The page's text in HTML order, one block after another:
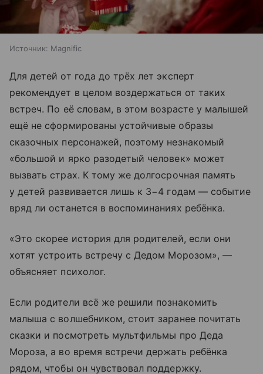
Источник: Magnific
Для детей от года до трёх лет эксперт
рекомендует в целом воздержаться от таких
встреч. По её словам, в этом возрасте у малышей
ещё не сформированы устойчивые образы
сказочных персонажей, поэтому незнакомый
«большой и ярко разодетый человек» может
вызвать страх. К тому же долгосрочная память
у детей развивается лишь к 3−4 годам — событие
вряд ли останется в воспоминаниях ребёнка.
«Это скорее история для родителей, если они
хотят устроить встречу с Дедом Морозом», —
объясняет психолог.
Если родители всё же решили познакомить
малыша с волшебником, стоит заранее почитать
сказки и посмотреть мультфильмы про Деда
Мороза, а во время встречи держать ребёнка
рядом, чтобы он чувствовал поддержку.